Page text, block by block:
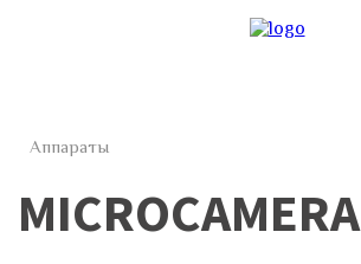
Аппараты
MICROCAMERA